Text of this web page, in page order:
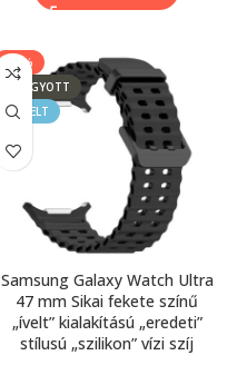
-50%
ELFOGYOTT
KIEMELT
Samsung Galaxy Watch Ultra
47 mm Sikai fekete színű
„ívelt” kialakítású „eredeti”
stílusú „szilikon” vízi szíj